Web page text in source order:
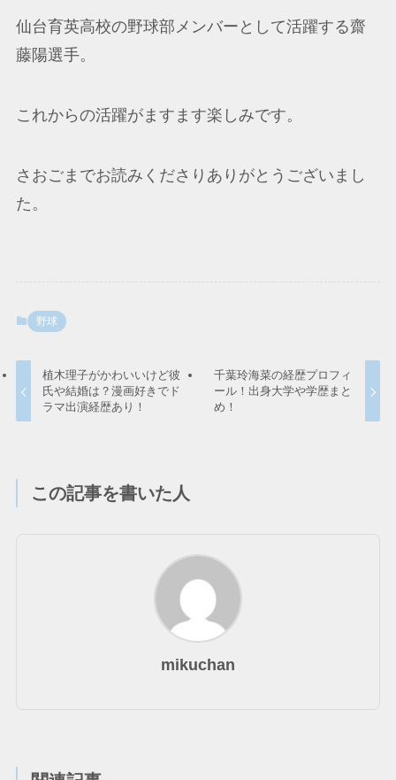
仙台育英高校の野球部メンバーとして活躍する齋
藤陽選手。
これからの活躍がますます楽しみです。
さおごまでお読みくださりありがとうございまし
た。
野球
植木理子がかわいいけど彼
氏や結婚は？漫画好きでド
ラマ出演経歴あり！
千葉玲海菜の経歴プロフィ
ール！出身大学や学歴まと
め！
この記事を書いた人
mikuchan